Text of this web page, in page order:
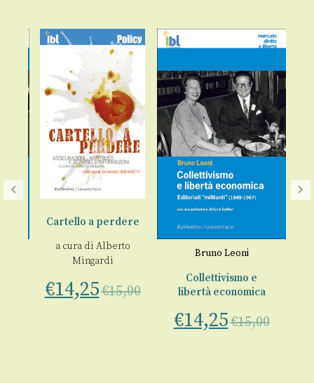
Cartello a perdere
a cura di Alberto
Mingardi
€14,25€15,00
Bruno Leoni
Collettivismo e
libertà economica
€14,25€15,00